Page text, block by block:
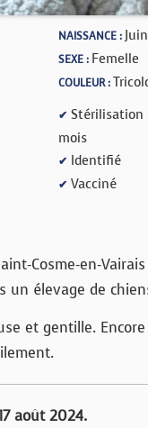
NAISSANCE :
SEXE : Femelle
COULEUR :
✔ Stérilisation
mois
✔ Identifié
✔ Vacciné
Cosme-en-
un élevage de
et gentille.
août 2024.